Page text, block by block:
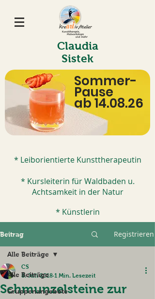
Claudia
Sistek
Sommer-
Pause
ab 14.08.26
* Leiborientierte Kunsttherapeutin
* Kursleiterin für Waldbaden u.
Achtsamkeit in der Natur
* Künstlerin​
Beitrag Registrieren
Alle Beiträge
Gruppenangebote
Alle Beiträge
Schmunzelsteine zur
CS
8. Juli 2018 1 Min. Lesezeit